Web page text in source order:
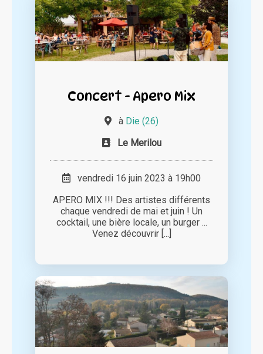
Concert - Apero Mix
à Die (26)
Le Merilou
vendredi 16 juin 2023 à 19h00
APERO MIX !!! Des artistes différents
chaque vendredi de mai et juin ! Un
cocktail, une bière locale, un burger ...
Venez découvrir [...]